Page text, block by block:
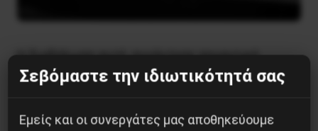
Η διαδήλωση αυτή, συνάντησε σημαντική
απήχηση στο λαό και τη νεολαία της περιοχής,
εφιάλτη της κρίσης του παρακμασμένου
Σεβόμαστε την ιδιωτικότητά σας
Εμείς και οι συνεργάτες μας αποθηκεύουμε